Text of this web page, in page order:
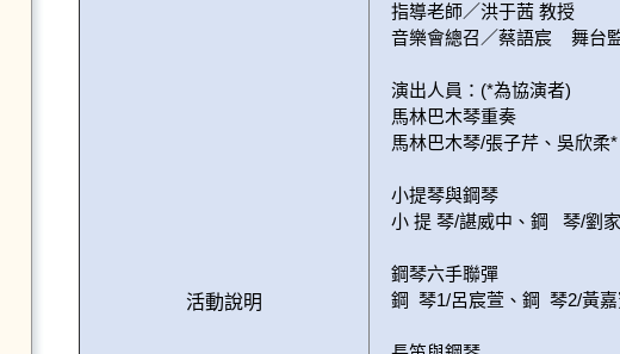
活動說明
指導老師／洪于茜 教授
音樂會總召／蔡語宸    舞台
演出人員：(*為協演者)
馬林巴木琴重奏
馬林巴木琴/張子芹、吳欣柔
小提琴與鋼琴
小 提 琴/諶威中、鋼   琴/劉
鋼琴六手聯彈
鋼  琴1/呂宸萱、鋼  琴2/黃